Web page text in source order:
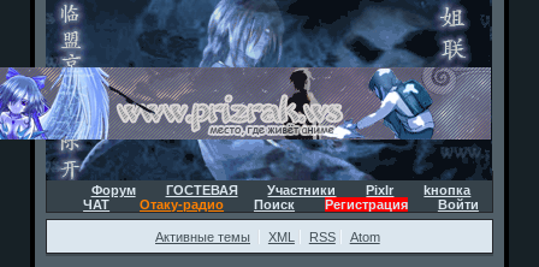
Форум ГОСТЕВАЯ Участники Pixlr
kнопка
ЧАТ
Отаку-радио Поиск Регистрация Войти
Активные темы XML RSS Atom